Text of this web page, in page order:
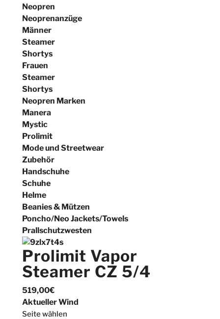
Neopren
Neoprenanzüge
Männer
Steamer
Shortys
Frauen
Steamer
Shortys
Neopren Marken
Manera
Mystic
Prolimit
Mode und Streetwear
Zubehör
Handschuhe
Schuhe
Helme
Beanies & Mützen
Poncho/Neo Jackets/Towels
Prallschutzwesten
Prolimit Vapor
Steamer CZ 5/4
519,00€
Aktueller Wind
Seite wählen